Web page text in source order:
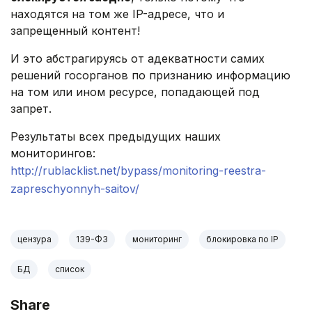
находятся на том же IP-адресе, что и
запрещенный контент!
И это абстрагируясь от адекватности самих
решений госорганов по признанию информацию
на том или ином ресурсе, попадающей под
запрет.
Результаты всех предыдущих наших
мониторингов:
http://rublacklist.net/bypass/monitoring-reestra-
zapreschyonnyh-saitov/
цензура 139-ФЗ мониторинг блокировка по IP
БД список
Share